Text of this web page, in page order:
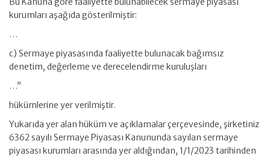
kurumları aşağıda gösterilmiştir:
…
c) Sermaye piyasasında faaliyette bulunacak bağımsız
denetim, değerleme ve derecelendirme kuruluşları
…”
hükümlerine yer verilmiştir.
Yukarıda yer alan hüküm ve açıklamalar çerçevesinde, şirketiniz
6362 sayılı Sermaye Piyasası Kanununda sayılan sermaye
piyasası kurumları arasında yer aldığından, 1/1/2023 tarihinden